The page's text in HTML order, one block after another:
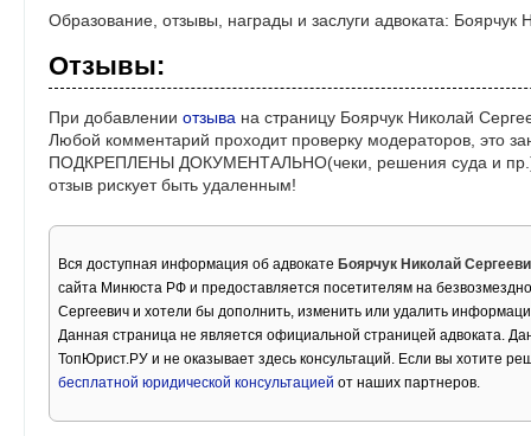
Образование, отзывы, награды и заслуги адвоката: Боярчук
Отзывы:
При добавлении отзыва на страницу Боярчук Николай
Любой комментарий проходит проверку модераторов, это
ПОДКРЕПЛЕНЫ ДОКУМЕНТАЛЬНО(чеки, решения суда и пр.)!
отзыв рискует быть удаленным!
Вся доступная информация об адвокате Боярчук Николай
сайта Минюста РФ и предоставляется посетителям на
Сергеевич и хотели бы дополнить, изменить или удалить
Данная страница не является официальной страницей адвоката.
ТопЮрист.РУ и не оказывает здесь консультаций. Если вы хотите
бесплатной юридической консультацией от наших партнеров.